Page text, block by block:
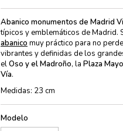
Abanico monumentos de Madrid
típicos y emblemáticos de Madrid.
abanico muy práctico para no
vibrantes y definidas de los
elOso y el Madroño, la Plaza
Vía.
Medidas: 23 cm
Modelo